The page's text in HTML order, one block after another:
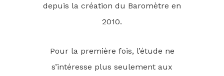
depuis la création du Baromètre en
2010.
Pour la première fois, l’étude ne
s’intéresse plus seulement aux